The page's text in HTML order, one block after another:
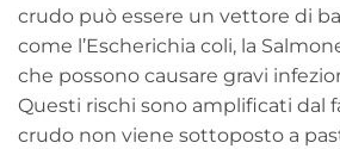
crudo può essere un vettore di
come l’Escherichia coli, la
che possono causare gravi
Questi rischi sono amplificati dal
crudo non viene sottoposto a